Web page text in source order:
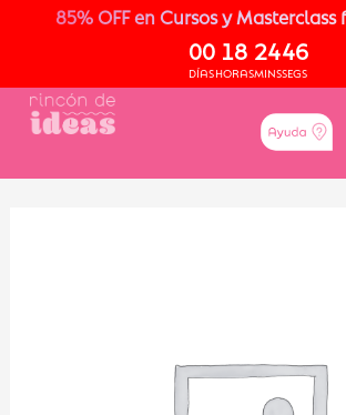
85% OFF en Cursos y
00
DÍAS
18
HORAS
24
MINS
46
SEGS